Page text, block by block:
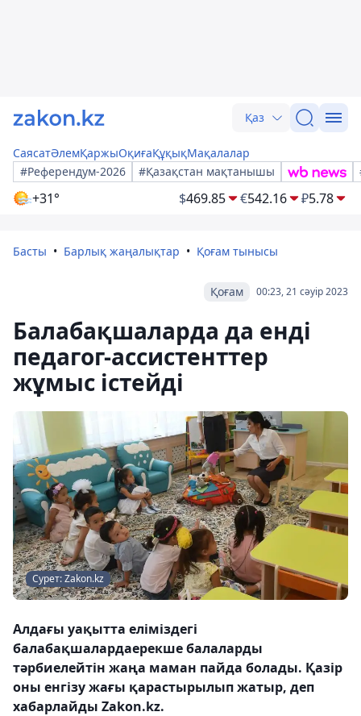
Қаз
СаясатӘлемҚаржыОқиғаҚұқықМақалалар
#Референдум-2026
#Қазақстан мақтанышы
+31° $469.85 €542.16 ₽5.78
Басты Барлық жаңалықтар Қоғам тынысы
00:23, 21 сәуір 2023
Қоғам
Балабақшаларда да енді
педагог-ассистенттер
жұмыс істейді
Сурет: Zakon.kz
Алдағы уақытта еліміздегі
балабақшалардаерекше балаларды
тәрбиелейтін жаңа маман пайда болады. Қазір
оны енгізу жағы қарастырылып жатыр, деп
хабарлайды Zakon.kz.